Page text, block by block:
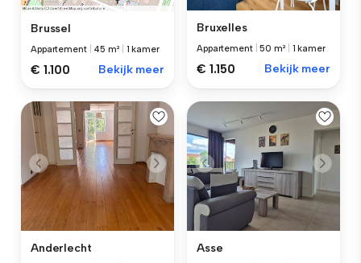
Brussel
Appartement 45 m² 1 kamer
€ 1.100 Bekijk meer
Bruxelles
Appartement |50 m² 1 kamer
€ 1.150 Bekijk meer
Anderlecht Asse